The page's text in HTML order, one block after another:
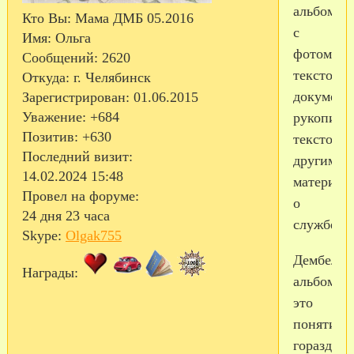
Кто Вы: Мама ДМБ 05.2016
Имя: Ольга
Сообщений: 2620
Откуда: г. Челябинск
Зарегистрирован: 01.06.2015
Уважение: +684
Позитив: +630
Последний визит:
14.02.2024 15:48
Провел на форуме:
24 дня 23 часа
Skype: Olgak755
Награды:
альбом
с
текстом,
другими
о
службе.
альбом,
это
понятие
гораздо